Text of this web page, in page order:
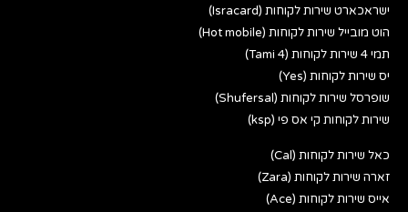
ישראכארט שירות לקוחות (Isracard)
הוט מובייל שירות לקוחות (Hot mobile)
תמי 4 שירות לקוחות (Tami 4)
יס שירות לקוחות (Yes)
שופרסל שירות לקוחות (Shufersal)
שירות לקוחות קי אס פי (ksp)
כאל שירות לקוחות (Cal)
זארה שירות לקוחות (Zara)
אייס שירות לקוחות (Ace)